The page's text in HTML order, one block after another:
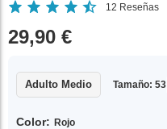
12 Reseñas
29,90 €
Adulto Medio Tamaño: 53
Color: Rojo